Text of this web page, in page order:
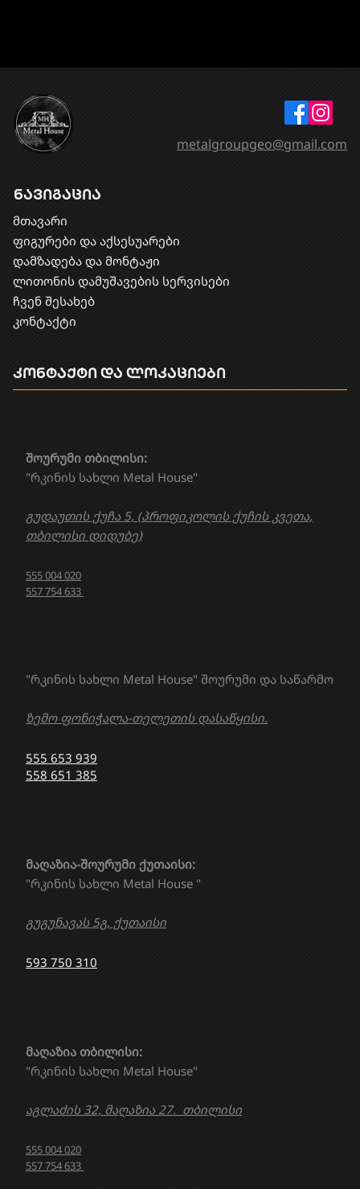
ნავიგაცია
მთავარი
ფიგურები და აქსესუარები
დამზადება და მონტაჟი
​ლითონის დამუშავების სერვისები
ჩვენ შესახებ
კონტაქტი
"რკინის სახლი Metal House" შოურუმი და საწარმო
ზემო ფონიჭალა-თელეთის დასაწყისი.
555 653 939
558 651 385
მაღაზია თბილისი:
"რკინის სახლი Metal House"
აგლაძის 32, მაღაზია 27. თბილისი
555 004 020
557 754 633
მაღაზია-შოურუმი ქუთაისი:
"რკინის სახლი Metal House "
გუგუნავას 5გ, ქუთაისი
593 750 310
შოურუმი თბილისი:
"რკინის სახლი Metal House"
გუდაუთის ქუჩა 5, (პროფიკოლის ქუჩის კვეთა,
თბილისი დიდუბე)
555 004 020
557 754 633
კონტაქტი და ლოკაციები
metalgroupgeo@gmail.com